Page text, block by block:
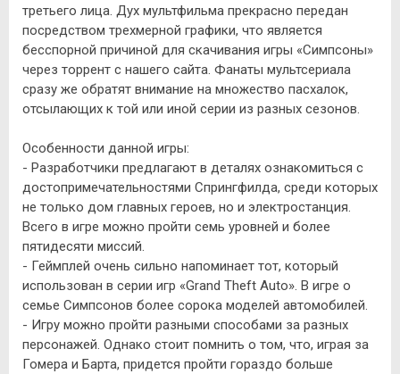
третьего лица. Дух мультфильма прекрасно передан
посредством трехмерной графики, что является
бесспорной причиной для скачивания игры «Симпсоны»
через торрент с нашего сайта. Фанаты мультсериала
сразу же обратят внимание на множество пасхалок,
отсылающих к той или иной серии из разных сезонов.
Особенности данной игры:
- Разработчики предлагают в деталях ознакомиться с
достопримечательностями Спрингфилда, среди которых
не только дом главных героев, но и электростанция.
Всего в игре можно пройти семь уровней и более
пятидесяти миссий.
- Геймплей очень сильно напоминает тот, который
использован в серии игр «Grand Theft Auto». В игре о
семье Симпсонов более сорока моделей автомобилей.
- Игру можно пройти разными способами за разных
персонажей. Однако стоит помнить о том, что, играя за
Гомера и Барта, придется пройти гораздо больше